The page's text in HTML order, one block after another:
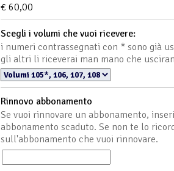
€ 60,00
Scegli i volumi che vuoi ricevere:
i numeri contrassegnati con * sono già
gli altri li riceverai man mano che
Rinnovo abbonamento
Se vuoi rinnovare un abbonamento,
abbonamento scaduto. Se non te lo
sull'abbonamento che vuoi rinnovare.